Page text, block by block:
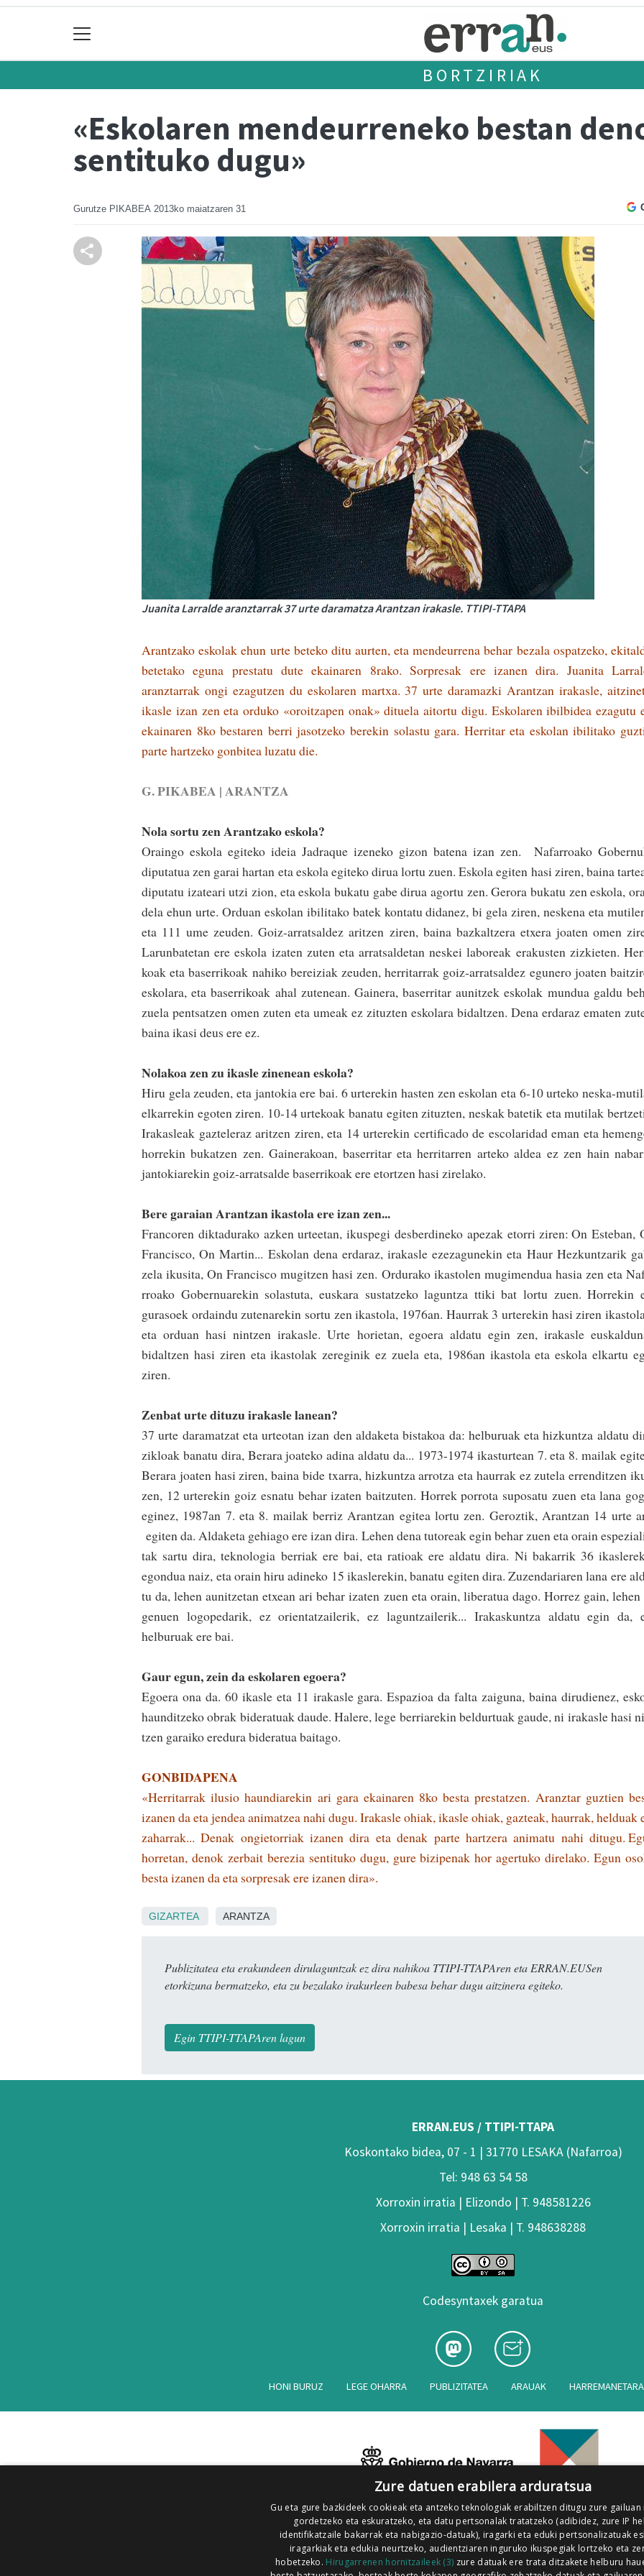
BORTZIRIAK
«Eskolaren mendeurreneko bestan
sentituko dugu»
Gurutze PIKABEA 2013ko maiatzaren 31
Juanita Larralde aranztarrak 37 urte daramatza Arantzan irakasle. TTIPI-TTAPA
Arantzako eskolak ehun urte beteko ditu aurten, eta mendeurrena behar bezala ospatzeko,
betetako eguna prestatu dute ekainaren 8rako. Sorpresak ere izanen dira. Juanita
aranztarrak ongi ezagutzen du eskolaren martxa. 37 urte daramazki Arantzan irakasle,
ikasle izan zen eta orduko «oroitzapen onak» dituela aitortu digu. Eskolaren ibilbidea ezagutu
ekainaren 8ko bestaren berri jaso­tzeko berekin solastu gara. Herritar eta eskolan ibilitako
parte hartzeko gonbitea luzatu die.
G. PIKABEA | ARANTZA
Nola sortu zen Aran­tza­ko eskola?
Oraingo eskola egiteko ideia Jadraque izeneko gizon batena izan zen. Nafarroako
diputatua zen garai hartan eta eskola egiteko dirua lortu zuen. Eskola egiten hasi ziren, baina
diputatu izateari utzi­ zion, eta esko­la­ buka­tu gabe dirua agortu zen. Gerora bukatu zen eskola,
dela ehun urte. Orduan eskolan ibilitako batek kontatu didanez, bi gela ziren, nes­ke­na eta
eta 111 ume zeuden. Goiz-arra­tsal­dez ari­tzen ziren, baina baz­kal­­­tzera etxe­ra­ joa­ten omen
Larunbatetan ere es­­kola izaten zu­ten­ eta arratsaldetan neskei labo­reak era­kusten ziz­kieten.
koak eta baserrikoak nahiko berei­ziak zeuden, herritarrak goiz-arra­tsal­dez egunero joaten
eskola­ra, eta ba­se­rri­koak ahal zutenean. Gainera, base­rritar au­­ni­tzek eskolak mundua galdu
zuela pen­tsa­tzen omen zuten eta umeak ez zituzten­ es­kola­ra­ bidal­tzen. De­na er­da­raz­­ ematen
baina ikasi deus ere ez.
Nolakoa zen zu ikasle zinenean eskola?
Hiru gela zeuden, eta jantokia ere bai. 6 urtere­kin hasten zen eskolan eta 6-10 urte­ko­­ nes­ka-
elkarrekin egoten ziren. 10-14 urtekoak bana­tu egiten zituzten, neskak­ ba­te­­tik eta mutilak
Irakasleak gaz­­te­le­raz ari­tzen ziren, eta 14 urterekin certificado de esco­la­ridad eman eta
horrekin bu­ka­­tzen zen. Gaine­ra­­koan, ba­­se­rritar eta he­rri­tarren arteko aldea ez zen hain
jantokia­rekin goiz-arra­tsal­de baserrikoak ere etor­tzen hasi zirelako.
Bere garaian Arantzan ikastola ere izan zen...
Francoren diktadurako az­ken urteetan, ikuspegi­ desberdineko apezak eto­rri ziren: On Este­ban,
Francisco, On Martin... Esko­lan dena erdaraz, irakasle ezezagunekin eta Haur Hezkuntzarik
zela ikusita, On Francisco mugitzen hasi­ zen. Ordurako ikas­to­len mugi­mendua hasia zen eta
rroa­ko Go­ber­nua­re­kin solastuta, eus­ka­ra susta­tze­­ko laguntza­ ttiki bat lortu­ zuen. Horre­kin
gurasoek ordaindu zu­te­nare­kin sortu­ zen ikastola, 1976an. Hau­­rrak 3 urtere­kin hasi ziren
eta orduan hasi­ nintzen irakasle. Urte horie­tan, egoera­ aldatu egin zen, irakasle
bidaltzen hasi ziren eta ikastolak zereginik ez zuela eta, 1986an ikasto­la eta esko­la elkartu
ziren­.
Zenbat urte dituzu irakasle lanean?
37 urte daramatzat eta urteotan izan den aldake­ta bistakoa da: helburuak eta hizkuntza aldatu
zikloak­ banatu dira, Bera­ra joateko adina aldatu da... 1973-1974 ikasturtean 7. eta 8. mailak
Berara joaten hasi ziren, baina bide txarra, hizkuntza arrotza eta haurrak ez zutela errendi­tzen
zen, 12 urterekin goiz esnatu behar izaten bai­tzu­ten. Horrek porrota su­posatu­ zuen eta lana
egi­nez, 1987an 7. eta 8. mailak berriz Arantzan egitea lortu zen. Geroztik­, Arantzan 14 urte
egiten da. Aldaketa gehiago­ ere izan dira. Lehen dena­ tutoreak egin behar zuen eta orain
tak sar­­tu dira, teknologia berriak ere bai, eta ratioak ere aldatu dira. Ni bakarrik 36
egondua naiz, eta orain hiru adi­neko 15 ikaslerekin, banatu egiten dira. Zuzendariaren lana ere
tu da, lehen auni­tze­tan etxean ari behar izaten zuen eta orain, liberatua dago. Horrez gain, lehen
ge­nuen­ lo­gopeda­rik, ez orien­tatzai­lerik, ez lagun­tzailerik... Irakaskuntza aldatu egin da,
helburuak ere bai.
Gaur egun, zein da eskolaren egoera?
Egoera ona da. 60 ikasle­ eta 11 irakas­le­ gara. Espazioa da falta­ zaiguna, baina dirudienez,
haunditzeko obrak bideratuak daude. Halere, lege berriarekin beldurtuak gaude, ni irakasle hasi
tzen garaiko eredura bideratua baitago.
GONBIDAPENA
«Herritarrak ilusio haundiarekin ari gara ekainaren 8ko besta prestatzen. Aranztar guztien
izanen da eta jendea ­animatzea nahi dugu. Irakasle ohiak, ikasle ohiak, gazteak, ­haurrak, helduak
zaharrak... Denak ongietorriak izanen dira eta denak parte hartzera animatu nahi ditugu.
horretan, denok zerbait berezia ­sentituko dugu, gure bizipenak hor ­agertuko direlako. Egun
besta izanen da eta sorpresak ere izanen dira».
GIZARTEA ARANTZA
Publizitatea eta erakundeen dirulaguntzak ez dira nahikoa TTIPI-TTAPAren eta ERRAN.EUSen
etorkizuna bermatzeko, eta zu bezalako irakurleen babesa behar dugu aitzinera egiteko.
Egin TTIPI-TTAPAren lagun
ERRAN.EUS / TTIPI-TTAPA
Koskontako bidea, 07 - 1 | 31770 LESAKA (Nafarroa)
Tel: 948 63 54 58
Xorroxin irratia | Elizondo | T. 948581226
Xorroxin irratia | Lesaka | T. 948638288
Codesyntaxek garatua
HONI BURUZ LEGE OHARRA PUBLIZITATEA ARAUAK
Zure datuen erabilera arduratsua
Gu eta gure bazkideek cookieak eta antzeko teknologiak erabiltzen ditugu zure
gordetzeko eta eskuratzeko, eta datu pertsonalak tratatzeko (adibidez, zure IP
identifikatzaile bakarrak eta nabigazio-datuak), iragarki eta eduki pertsonalizatuak
iragarkiak eta edukia neurtzeko, audientziaren inguruko ikuspegiak lortzeko eta
hobetzeko. Hirugarrenen hornitzaileek (3) zure datuak ere trata ditzakete helburu